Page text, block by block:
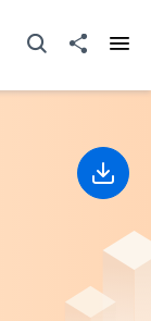
打开搜寻器分享至
下载